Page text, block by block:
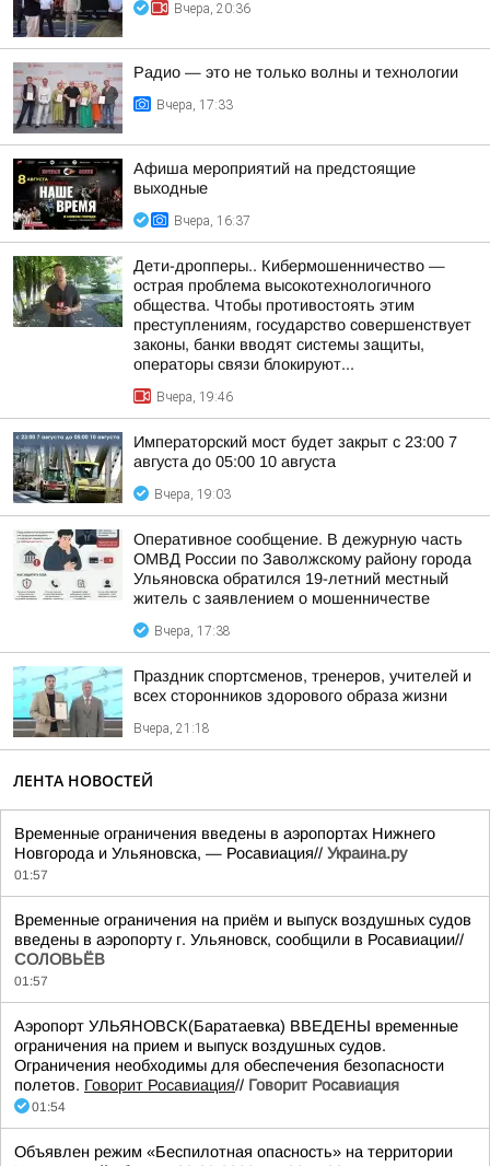
Вчера, 20:36
Радио — это не только волны и технологии
Вчера, 17:33
Афиша мероприятий на предстоящие
выходные
Вчера, 16:37
Дети-дропперы.. Кибермошенничество —
острая проблема высокотехнологичного
общества. Чтобы противостоять этим
преступлениям, государство совершенствует
законы, банки вводят системы защиты,
операторы связи блокируют...
Вчера, 19:46
Императорский мост будет закрыт с 23:00 7
августа до 05:00 10 августа
Вчера, 19:03
Оперативное сообщение. В дежурную часть
ОМВД России по Заволжскому району города
Ульяновска обратился 19-летний местный
житель с заявлением о мошенничестве
Вчера, 17:38
Праздник спортсменов, тренеров, учителей и
всех сторонников здорового образа жизни
Вчера, 21:18
ЛЕНТА НОВОСТЕЙ
Временные ограничения введены в аэропортах Нижнего
Новгорода и Ульяновска, — Росавиация// Украина.ру
01:57
Временные ограничения на приём и выпуск воздушных судов
введены в аэропорту г. Ульяновск, сообщили в Росавиации//
СОЛОВЬЁВ
01:57
Аэропорт УЛЬЯНОВСК(Баратаевка) ВВЕДЕНЫ временные
ограничения на прием и выпуск воздушных судов.
Ограничения необходимы для обеспечения безопасности
полетов. Говорит Росавиация// Говорит Росавиация
01:54
Объявлен режим «Беспилотная опасность» на территории